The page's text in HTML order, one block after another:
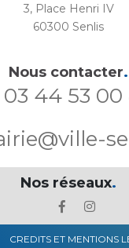
3, Place Henri IV
60300 Senlis
Nous contacter.
03 44 53 00
Nos réseaux.
CREDITS ET MENTIONS